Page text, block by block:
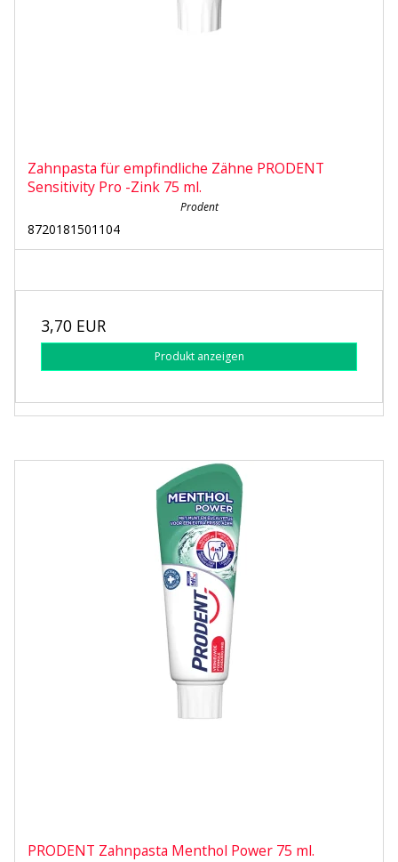
Zahnpasta für empfindliche Zähne PRODENT
Sensitivity Pro -Zink 75 ml.
Prodent
8720181501104
3,70 EUR
Produkt anzeigen
PRODENT Zahnpasta Menthol Power 75 ml.